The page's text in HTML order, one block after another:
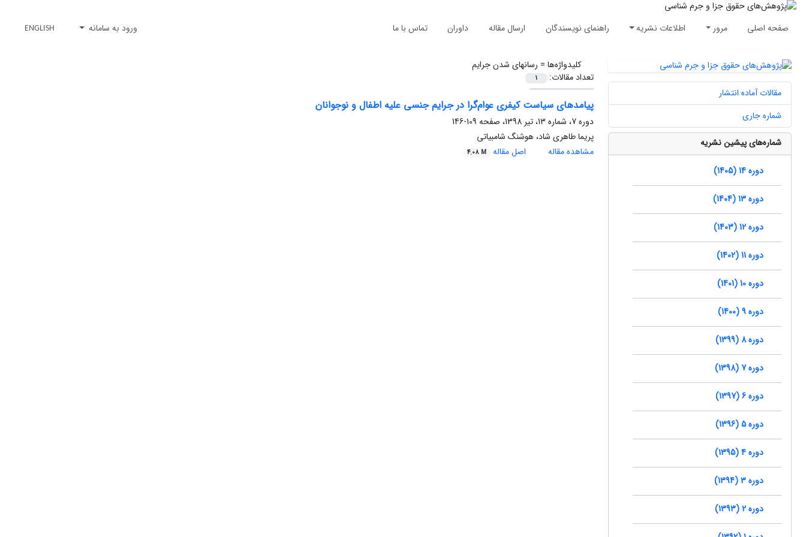
صفحه اصلی مرور اطلاعات نشریه راهنمای نویسندگان ارسال مقاله داوران تماس با ما ورود به سامانه ENGLISH
کلیدواژه‌ها = رسانهای شدن جرایم
تعداد مقالات:
1
پیامدهای سیاست کیفری عوام‌گرا در جرایم جنسی علیه اطفال و نوجوانان
دوره 7، شماره 13، تیر 1398، صفحه
109-146
پریما طاهری شاد، هوشنگ شامبیاتی
مشاهده مقاله
اصل مقاله 4.08 M
مقالات آماده انتشار
شماره جاری
شماره‌های پیشین نشریه
دوره 14 (1405)
دوره 13 (1404)
دوره 12 (1403)
دوره 11 (1402)
دوره 10 (1401)
دوره 9 (1400)
دوره 8 (1399)
دوره 7 (1398)
دوره 6 (1397)
دوره 5 (1396)
دوره 4 (1395)
دوره 3 (1394)
دوره 2 (1393)